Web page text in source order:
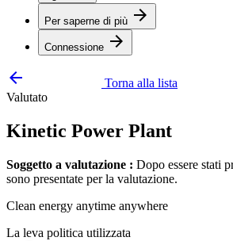
Per saperne di più arrow_forward
Connessione arrow_forward
arrow_backward
Torna alla lista
Valutato
Kinetic Power Plant
Soggetto a valutazione : Dopo essere stati
sono presentate per la valutazione.
Clean energy anytime anywhere
La leva politica utilizzata